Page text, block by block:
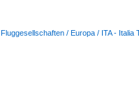
Fluggesellschaften / Europa / ITA - Italia